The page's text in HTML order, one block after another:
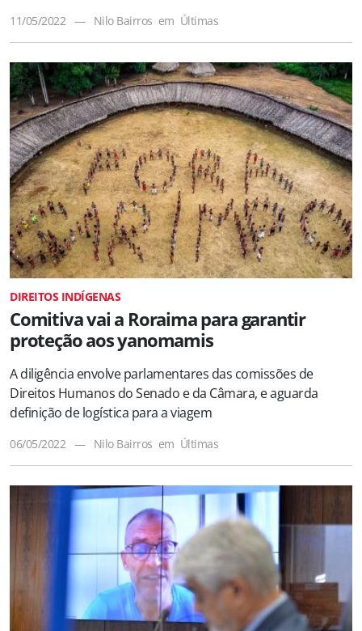
11/05/2022 — Nilo Bairros em Últimas
DIREITOS INDÍGENAS
Comitiva vai a Roraima para garantir
proteção aos yanomamis
A diligência envolve parlamentares das comissões de
Direitos Humanos do Senado e da Câmara, e aguarda
definição de logística para a viagem
06/05/2022 — Nilo Bairros em Últimas